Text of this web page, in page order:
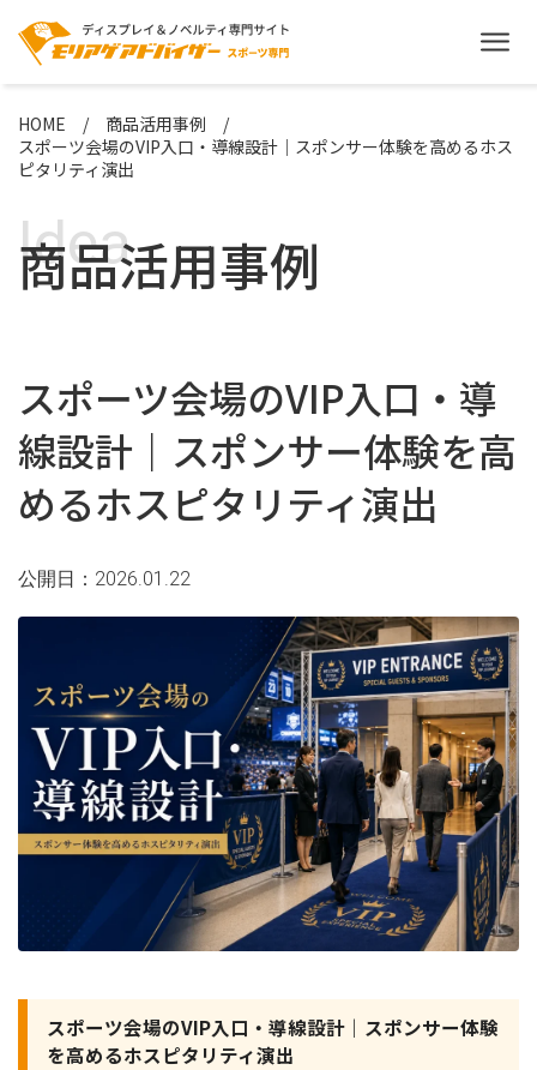
HOME
商品活用事例
スポーツ会場のVIP入口・導線設計｜スポンサー体験を高めるホス
ピタリティ演出
商品活用事例
Idea
スポーツ会場のVIP入口・導
線設計｜スポンサー体験を高
めるホスピタリティ演出
公開日：2026.01.22
スポーツ会場のVIP入口・導線設計｜スポンサー体験
を高めるホスピタリティ演出